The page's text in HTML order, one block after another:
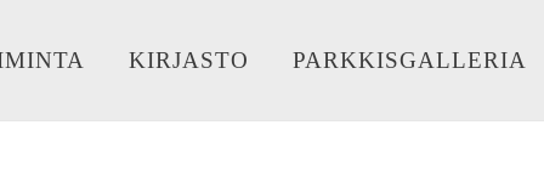
KIRJASTO PARKKISGALLERIA